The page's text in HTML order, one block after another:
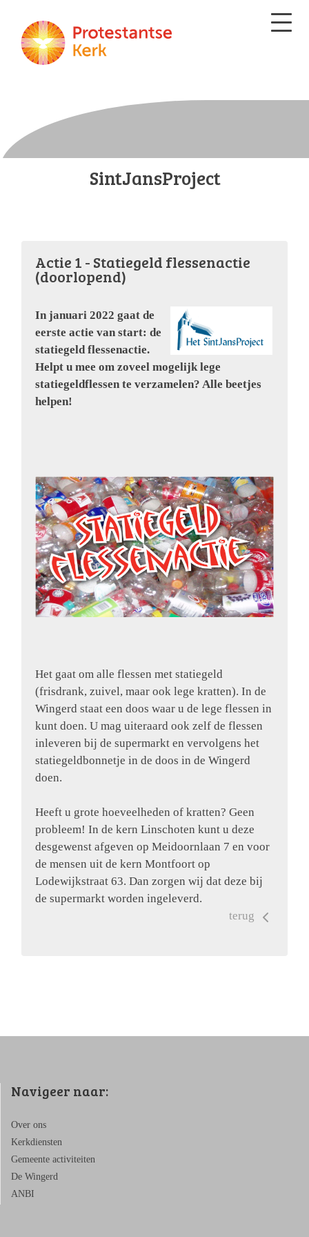
SintJansProject
Actie 1 - Statiegeld flessenactie
(doorlopend)
In januari 2022 gaat de
eerste actie van start: de
statiegeld flessenactie.
Helpt u mee om zoveel mogelijk lege
statiegeldflessen te verzamelen? Alle beetjes
helpen!
Het gaat om alle flessen met statiegeld
(frisdrank, zuivel, maar ook lege kratten). In de
Wingerd staat een doos waar u de lege flessen in
kunt doen. U mag uiteraard ook zelf de flessen
inleveren bij de supermarkt en vervolgens het
statiegeldbonnetje in de doos in de Wingerd
doen.
Heeft u grote hoeveelheden of kratten? Geen
probleem! In de kern Linschoten kunt u deze
desgewenst afgeven op Meidoornlaan 7 en voor
de mensen uit de kern Montfoort op
Lodewijkstraat 63. Dan zorgen wij dat deze bij
de supermarkt worden ingeleverd.
terug
Navigeer naar:
Over ons
Kerkdiensten
Gemeente activiteiten
De Wingerd
ANBI